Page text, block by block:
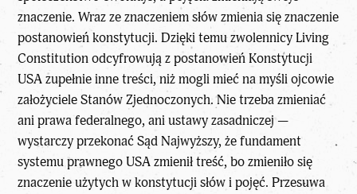
znaczenie. Wraz ze znaczeniem słów zmienia się znaczenie
postanowień konstytucji. Dzięki temu zwolennicy Living
Constitution odcyfrowują z postanowień Konstytucji
USA zupełnie inne treści, niż mogli mieć na myśli ojcowie
założyciele Stanów Zjednoczonych. Nie trzeba zmieniać
ani prawa federalnego, ani ustawy zasadniczej —
wystarczy przekonać Sąd Najwyższy, że fundament
systemu prawnego USA zmienił treść, bo zmieniło się
znaczenie użytych w konstytucji słów i pojęć. Przesuwa